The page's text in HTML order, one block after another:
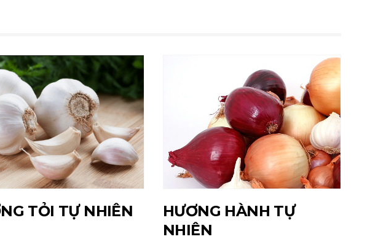
TỎI TỰ NHIÊN
HƯƠNG HÀNH TỰ
NHIÊN